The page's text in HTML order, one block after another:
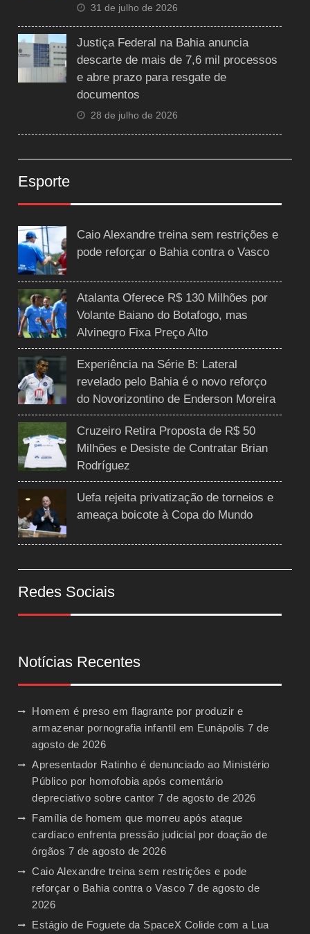
31 de julho de 2026
Justiça Federal na Bahia anuncia
descarte de mais de 7,6 mil processos
e abre prazo para resgate de
documentos
28 de julho de 2026
Esporte
Caio Alexandre treina sem restrições e
pode reforçar o Bahia contra o Vasco
Atalanta Oferece R$ 130 Milhões por
Volante Baiano do Botafogo, mas
Alvinegro Fixa Preço Alto
Experiência na Série B: Lateral
revelado pelo Bahia é o novo reforço
do Novorizontino de Enderson Moreira
Cruzeiro Retira Proposta de R$ 50
Milhões e Desiste de Contratar Brian
Rodríguez
Uefa rejeita privatização de torneios e
ameaça boicote à Copa do Mundo
Redes Sociais
Notícias Recentes
Homem é preso em flagrante por produzir e
armazenar pornografia infantil em Eunápolis 7 de
agosto de 2026
Apresentador Ratinho é denunciado ao Ministério
Público por homofobia após comentário
depreciativo sobre cantor 7 de agosto de 2026
Família de homem que morreu após ataque
cardíaco enfrenta pressão judicial por doação de
órgãos 7 de agosto de 2026
Caio Alexandre treina sem restrições e pode
reforçar o Bahia contra o Vasco 7 de agosto de
2026
Estágio de Foguete da SpaceX Colide com a Lua